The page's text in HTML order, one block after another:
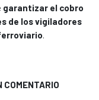
garantizar el cobro
de los vigiladores
COMENTARIO